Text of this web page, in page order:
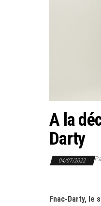
A la
Darty
04/07/2022
Fnac-Darty, le